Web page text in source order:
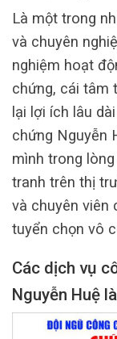
Là một trong
và chuyên
nghiệm hoạt
chứng, cái tâm
lại lợi ích lâu
chứng Nguyễn
mình trong
tranh trên thị
và chuyên viên
tuyển chọn vô
Các dịch vụ
Nguyễn Huệ